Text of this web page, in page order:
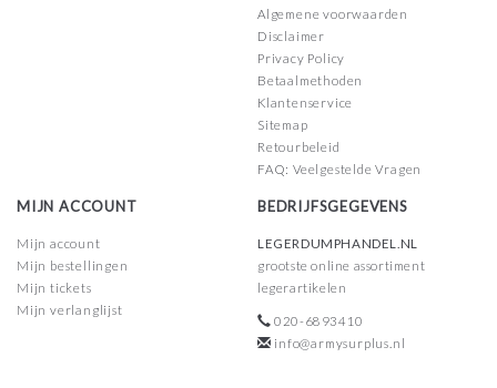
Algemene voorwaarden
Disclaimer
Privacy Policy
Betaalmethoden
Klantenservice
Sitemap
Retourbeleid
FAQ: Veelgestelde Vragen
MIJN ACCOUNT
Mijn account
Mijn bestellingen
Mijn tickets
Mijn verlanglijst
BEDRIJFSGEGEVENS
LEGERDUMPHANDEL.NL
grootste online assortiment
legerartikelen
020-6893410
info@armysurplus.nl